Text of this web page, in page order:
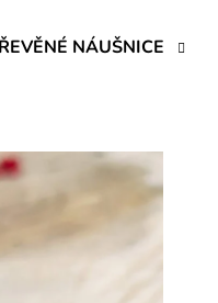
NÁUŠNICE